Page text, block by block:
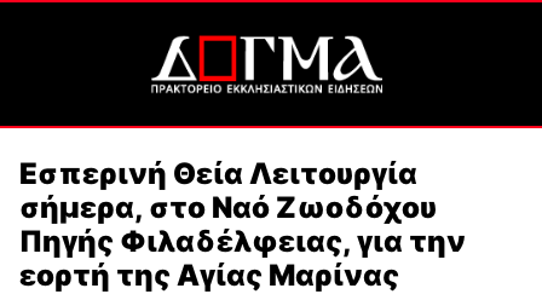
Εσπερινή Θεία Λειτουργία
σήμερα, στο Ναό Ζωοδόχου
Πηγής Φιλαδέλφειας, για την
εορτή της Αγίας Μαρίνας